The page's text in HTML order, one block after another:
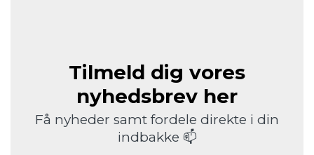
Tilmeld dig vores
nyhedsbrev her
Få nyheder samt fordele direkte i din
indbakke 📫